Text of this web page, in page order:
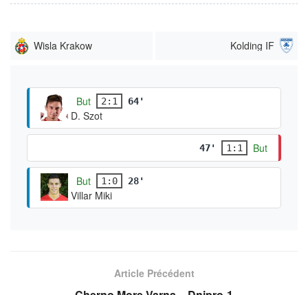
Wisla Krakow Kolding IF
But 2:1 64'
D. Szot
47' 1:1 But
But 1:0 28'
Villar Miki
Article Précédent